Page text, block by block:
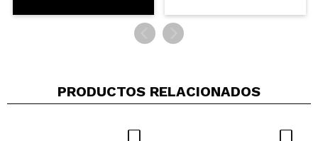
PRODUCTOS RELACIONADOS